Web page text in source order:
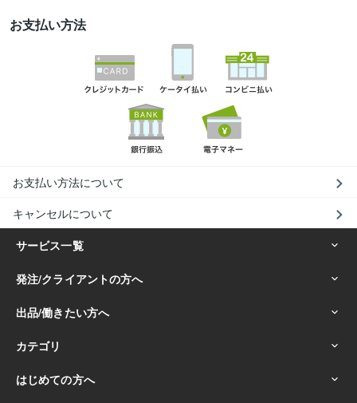
お支払い方法
お支払い方法について
キャンセルについて